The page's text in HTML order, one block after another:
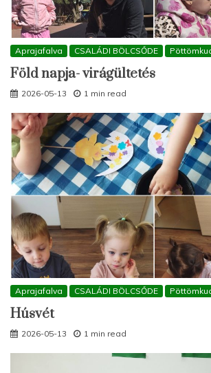
Aprajafalva CSALÁDI BÖLCSŐDE
Föld napja- virágültetés
2026-05-13 1 min read
Aprajafalva CSALÁDI BÖLCSŐDE
Húsvét
2026-05-13 1 min read